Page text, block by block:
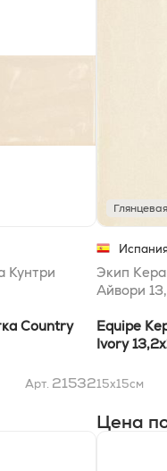
Кунтри
Country
Арт. 21532
Глянцевая
Испания
Экип
Айвори
Equipe
Ivory
15x15см
Цена